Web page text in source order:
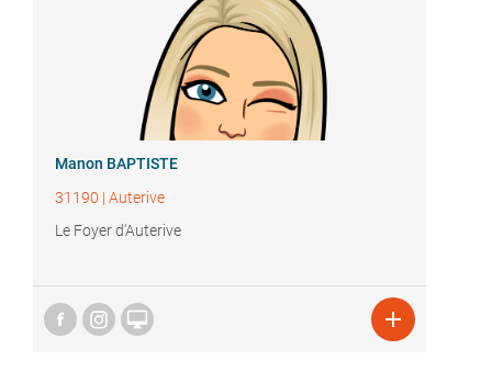
Manon BAPTISTE
31190 | Auterive
Le Foyer d'Auterive
 